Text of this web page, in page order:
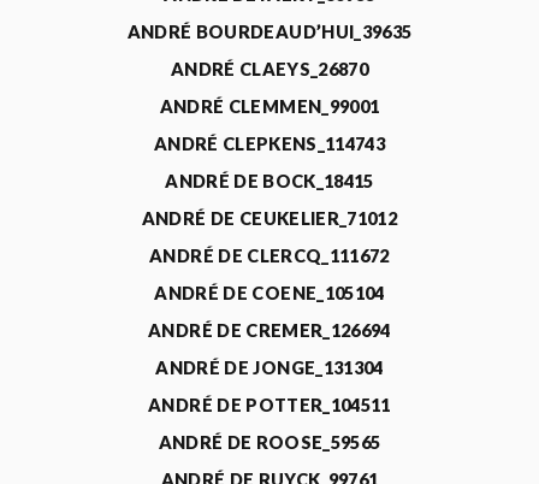
ANDRÉ BOURDEAUD’HUI_39635
ANDRÉ CLAEYS_26870
ANDRÉ CLEMMEN_99001
ANDRÉ CLEPKENS_114743
ANDRÉ DE BOCK_18415
ANDRÉ DE CEUKELIER_71012
ANDRÉ DE CLERCQ_111672
ANDRÉ DE COENE_105104
ANDRÉ DE CREMER_126694
ANDRÉ DE JONGE_131304
ANDRÉ DE POTTER_104511
ANDRÉ DE ROOSE_59565
ANDRÉ DE RUYCK_99761